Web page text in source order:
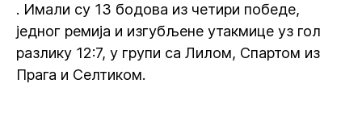
. Имали су 13 бодова из четири победе,
једног ремија и изгубљене утакмице уз гол
разлику 12:7, у групи са Лилом, Спартом из
Прага и Селтиком.